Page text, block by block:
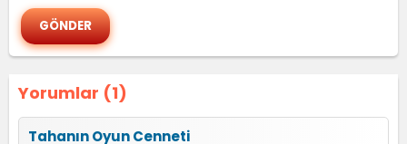
Yorumlar (1)
Tahanın Oyun Cenneti